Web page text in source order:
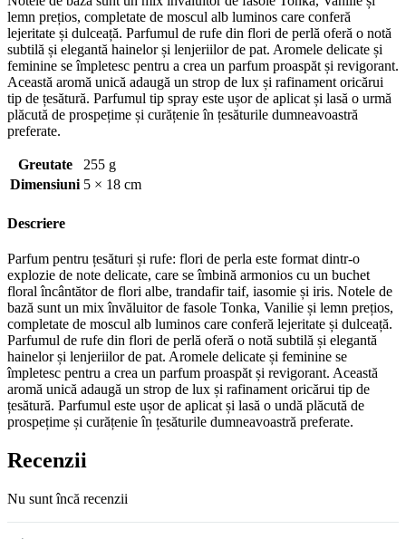
100
ml
lemn prețios, completate de moscul alb luminos care conferă
lejeritate și dulceață. Parfumul de rufe din flori de perlă oferă o notă
subtilă și elegantă hainelor și lenjeriilor de pat. Aromele delicate și
feminine se împletesc pentru a crea un parfum proaspăt și revigorant.
Această aromă unică adaugă un strop de lux și rafinament oricărui
tip de țesătură. Parfumul tip spray este ușor de aplicat și lasă o urmă
plăcută de prospețime și curățenie în țesăturile dumneavoastră
preferate.
Greutate
255 g
Dimensiuni 5 × 18 cm
Descriere
Parfum pentru țesături și rufe: flori de perla este format dintr-o
explozie de note delicate, care se îmbină armonios cu un buchet
floral încântător de flori albe, trandafir taif, iasomie și iris. Notele de
bază sunt un mix învăluitor de fasole Tonka, Vanilie și lemn prețios,
completate de moscul alb luminos care conferă lejeritate și dulceață.
Parfumul de rufe din flori de perlă oferă o notă subtilă și elegantă
hainelor și lenjeriilor de pat. Aromele delicate și feminine se
împletesc pentru a crea un parfum proaspăt și revigorant. Această
aromă unică adaugă un strop de lux și rafinament oricărui tip de
țesătură. Parfumul este ușor de aplicat și lasă o undă plăcută de
prospețime și curățenie în țesăturile dumneavoastră preferate.
Recenzii
Nu sunt încă recenzii